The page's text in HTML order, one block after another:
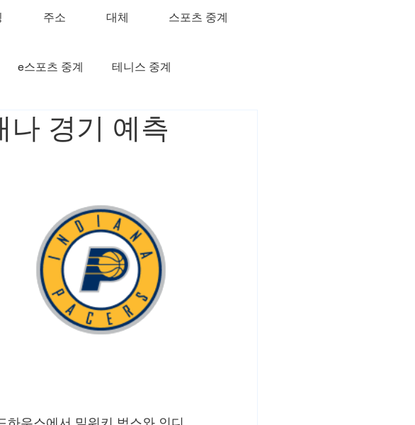
주소 대체 스포츠 중계
e스포츠 중계 테니스 중계
나 경기 예측